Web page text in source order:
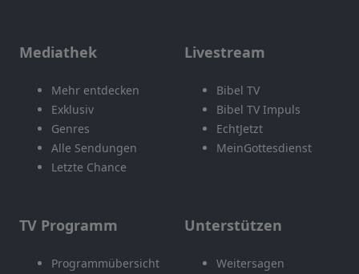
Mediathek
Mehr entdecken
Exklusiv
Genres
Alle Sendungen
Letzte Chance
Livestream
Bibel TV
Bibel TV Impuls
EchtJetzt
MeinGottesdienst
TV Programm
Programmübersicht
Unterstützen
Weitersagen